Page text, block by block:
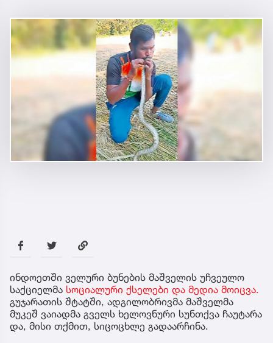
ინდოეთში ველური ბუნების მაშველის უჩვეულო
საქციელმა სოციალური ქსელები და მედია მოიცვა.
გუჯარათის შტატში, ადგილობრივმა მაშველმა
მუკეშ ვაიადმა გველს ხელოვნური სუნთქვა ჩაუტარა
და, მისი თქმით, სიცოცხლე გადაარჩინა.